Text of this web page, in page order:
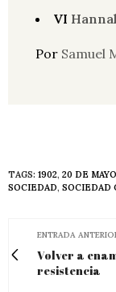
VI
Por Samuel
TAGS: 1902, 20 DE MAYO
SOCIEDAD, SOCIEDAD
ENTRADA
Volver a
resistencia